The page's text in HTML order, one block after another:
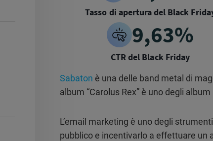
Tasso di apertura del Black
9,63%
CTR del Black Friday
Sabaton è una delle band metal di
album “Carolus Rex” è uno degli
L’email marketing è uno degli
pubblico e incentivarlo a effettuare un